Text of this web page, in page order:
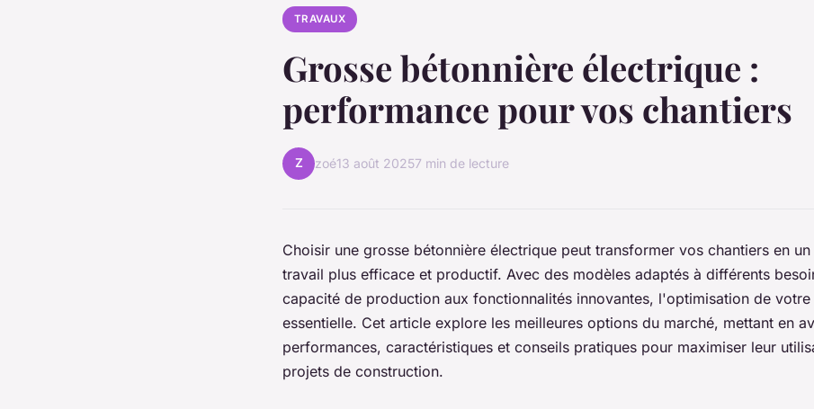
TRAVAUX
Grosse bétonnière électrique :
performance pour vos chantiers
Z zoé13 août 20257 min de lecture
Choisir une grosse bétonnière électrique peut transformer vos chantiers en
travail plus efficace et productif. Avec des modèles adaptés à différents
capacité de production aux fonctionnalités innovantes, l'optimisation de votre
essentielle. Cet article explore les meilleures options du marché, mettant en
performances, caractéristiques et conseils pratiques pour maximiser leur
projets de construction.